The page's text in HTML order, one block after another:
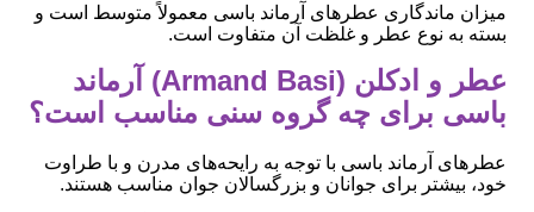
میزان ماندگاری عطرهای آرماند باسی معمولاً متوسط است و
بسته به نوع عطر و غلظت آن متفاوت است.
عطر و ادکلن (Armand Basi) آرماند
باسی برای چه گروه سنی مناسب است؟
عطرهای آرماند باسی با توجه به رایحه‌های مدرن و با طراوت
خود، بیشتر برای جوانان و بزرگسالان جوان مناسب هستند.